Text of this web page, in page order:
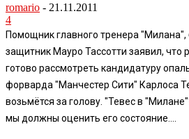
romario - 21.11.2011
4
Помощник главного тренера
защитник Мауро Тассотти заявил, что
готово рассмотреть кандидатуру
форварда "Манчестер Сити" Карлоса
возьмётся за голову. "Тевес в
мы должны оценить его состояние....